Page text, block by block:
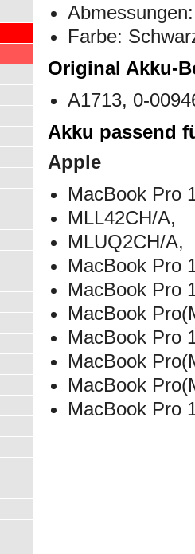
Farbe:
Original Akku-
A1713, 0-
Akku passend
Apple
MacBook Pro
MLL42CH/A,
MLUQ2CH/A,
MacBook Pro
MacBook Pro
MacBook
MacBook Pro
MacBook
MacBook
MacBook Pro